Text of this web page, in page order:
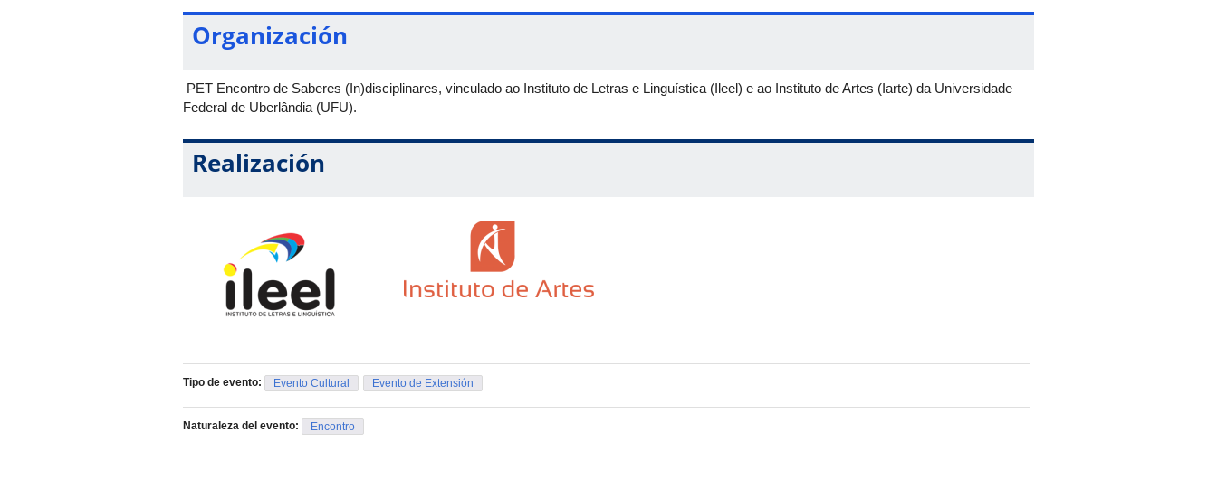
Organización
PET Encontro de Saberes (In)disciplinares, vinculado ao Instituto de Letras e Linguística (Ileel) e ao Instituto de Artes (Iarte) da Universidade
Federal de Uberlândia (UFU).
Realización
Tipo de evento: Evento Cultural Evento de Extensión
Naturaleza del evento: Encontro